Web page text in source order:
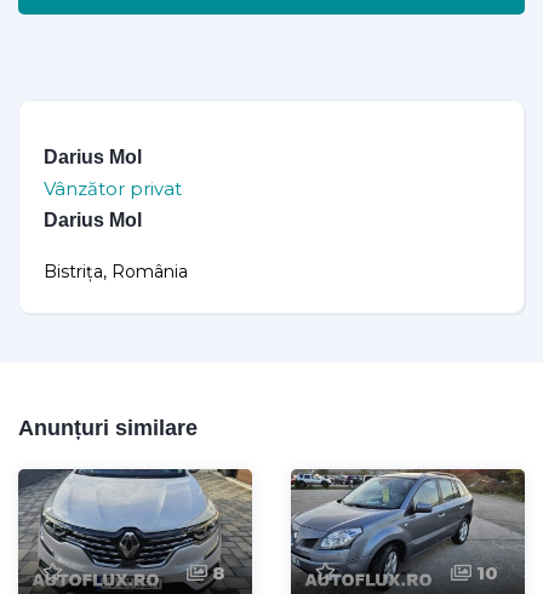
Darius Mol
Vânzător privat
Darius Mol
Bistrița, România
Anunțuri similare
8 10